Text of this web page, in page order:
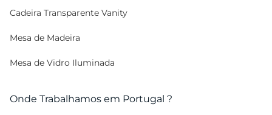
Cadeira Transparente Vanity
Mesa de Madeira
Mesa de Vidro Iluminada
Onde Trabalhamos em Portugal ?